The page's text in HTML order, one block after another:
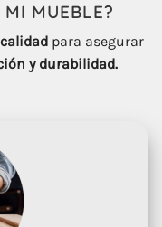
MI MUEBLE?
para asegurar
y durabilidad.